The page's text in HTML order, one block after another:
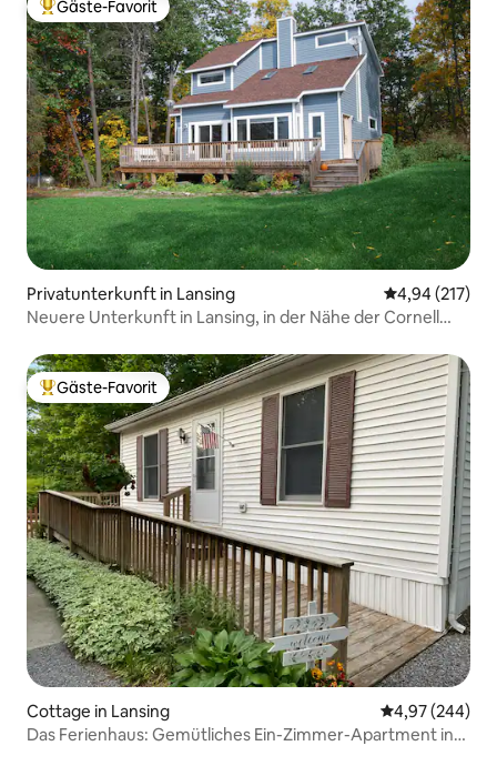
Beliebter Gäste-Favorit.
Gäste-Favorit
Privatunterkunft in Lansing
4,94 (217)
Neuere Unterkunft in Lansing, in der Nähe der Cornell
Beliebter Gäste-Favorit.
Gäste-Favorit
Cottage in Lansing
4,97 (244)
Das Ferienhaus: Gemütliches Ein-Zimmer-Apartment in